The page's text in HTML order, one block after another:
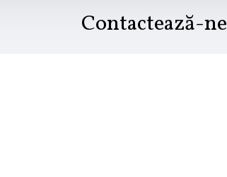
Contactează-ne